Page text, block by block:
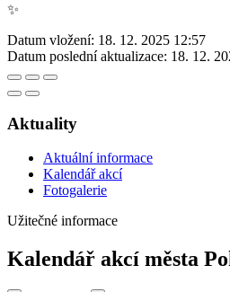
✨
Datum vložení: 18. 12. 2025 12:57
Datum poslední aktualizace: 18. 12.
Aktuality
Aktuální informace
Kalendář akcí
Fotogalerie
Užitečné informace
Kalendář akcí města